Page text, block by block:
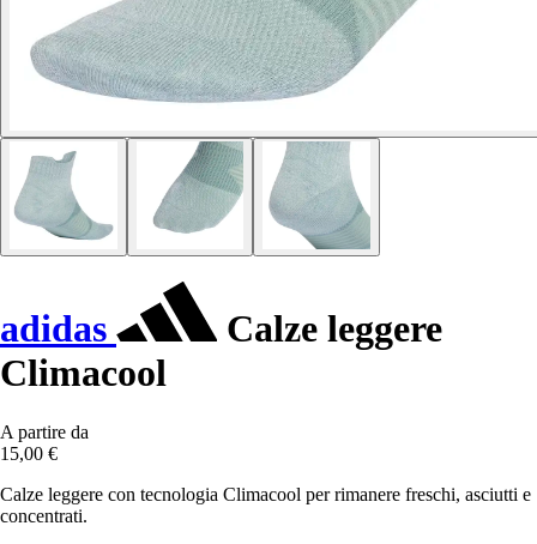
adidas
Calze leggere
Climacool
A partire da
15,00 €
Calze leggere con tecnologia Climacool per rimanere freschi, asciutti e
concentrati.